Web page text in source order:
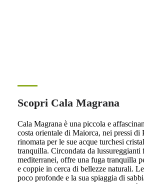
Scopri Cala Magrana
Cala Magrana è una piccola e
costa orientale di Maiorca, nei pressi di
rinomata per le sue acque turchesi
tranquilla. Circondata da lussureggianti
mediterranei, offre una fuga tranquilla
e coppie in cerca di bellezze naturali.
poco profonde e la sua spiaggia di